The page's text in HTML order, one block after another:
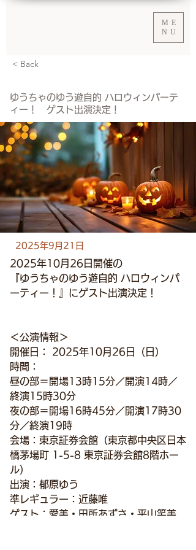
ME
NU
< Back
ゆうちゃのゆう遊自的 ハロウィンパーテ
ィー！ ゲスト出演決定！
2025年9月21日
2025年10月26日開催の
『ゆうちゃのゆう遊自的 ハロウィンパ
ーティー！』にゲスト出演決定！
＜公演情報＞
開催日： 2025年10月26日（日）
時間：
昼の部＝開場13時15分／開演14時／
終演15時30分
夜の部＝開場16時45分／開演17時30
分／終演19時
会場：東京証券会館（東京都中央区日本
橋茅場町 1-5-8 東京証券会館8階ホー
ル）
出演：郁原ゆう
準レギュラー：近藤唯
ゲスト：愛美・田所あずさ・平山笑美